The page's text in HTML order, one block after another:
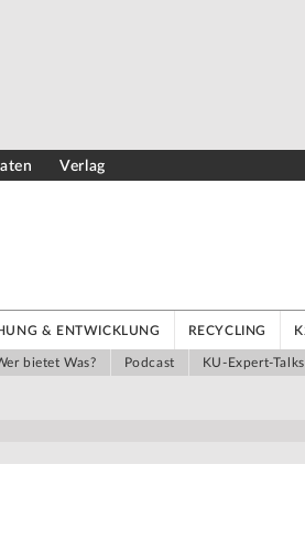
Verlag
& ENTWICKLUNG RECYCLING
bietet Was? Podcast KU-Expert-Talks